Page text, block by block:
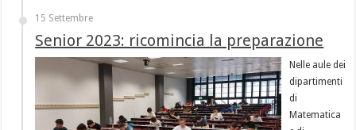
15 Settembre
Senior 2023: ricomincia la preparazione
Nelle aule dei
dipartimenti
di
Matematica